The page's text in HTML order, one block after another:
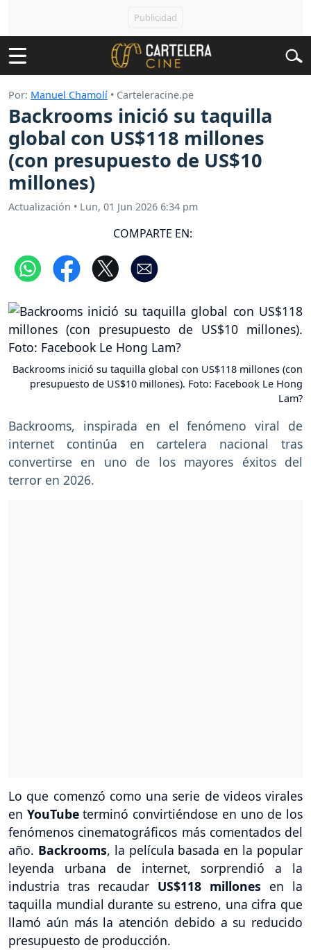
Por: Manuel Chamolí • Carteleracine.pe
Backrooms inició su taquilla
global con US$118 millones
(con presupuesto de US$10
millones)
Actualización • Lun, 01 Jun 2026 6:34 pm
COMPARTE EN:
Backrooms inició su taquilla global con US$118 millones (con
presupuesto de US$10 millones). Foto: Facebook Le Hong
Lam?
Backrooms, inspirada en el fenómeno viral de
internet continúa en cartelera nacional tras
convertirse en uno de los mayores éxitos del
terror en 2026.
Lo que comenzó como una serie de videos virales
en YouTubeterminó convirtiéndose en uno de los
fenómenos cinematográficos más comentados del
año. Backrooms, la película basada en la popular
leyenda urbana de internet, sorprendió a la
industria tras recaudar US$118 millones en la
taquilla mundial durante su estreno, una cifra que
llamó aún más la atención debido a su reducido
presupuesto de producción.